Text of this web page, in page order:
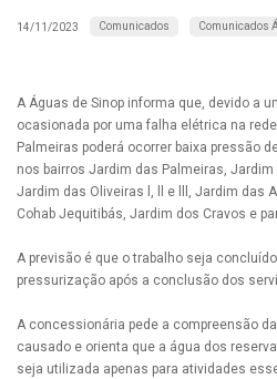
14/11/2023 Comunicados Comunicados
A Águas de Sinop informa que, devido a
ocasionada por uma falha elétrica na
Palmeiras poderá ocorrer baixa pressão
nos bairros Jardim das Palmeiras,
Jardim das Oliveiras l, ll e lll, Jardim das
Cohab Jequitibás, Jardim dos Cravos e
A previsão é que o trabalho seja
pressurização após a conclusão dos
A concessionária pede a compreensão
causado e orienta que a água dos
seja utilizada apenas para atividades